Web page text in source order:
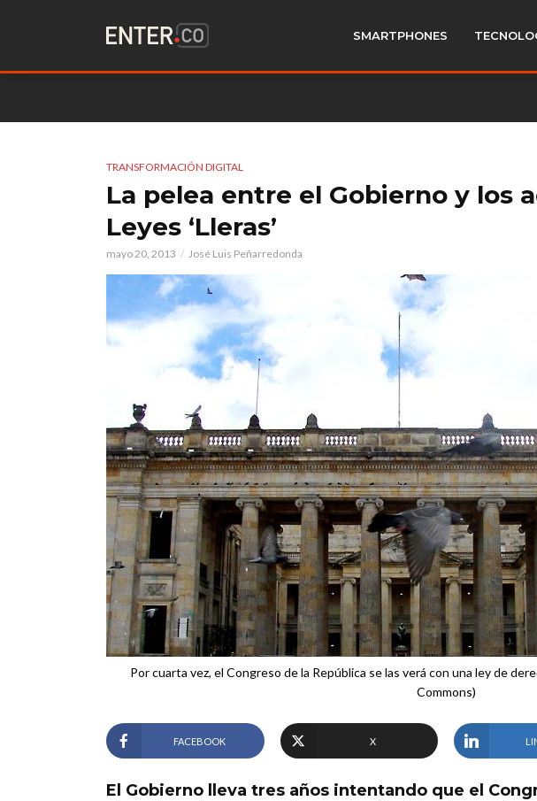
SMARTPHONES
TRANSFORMACIÓN DIGITAL
La pelea entre el Gobierno y los
Leyes ‘Lleras’
mayo 20, 2013 José Luis Peñarredonda
Por cuarta vez, el Congreso de la República se las verá con una ley de
Commons)
FACEBOOK X
El Gobierno lleva tres años intentando que el